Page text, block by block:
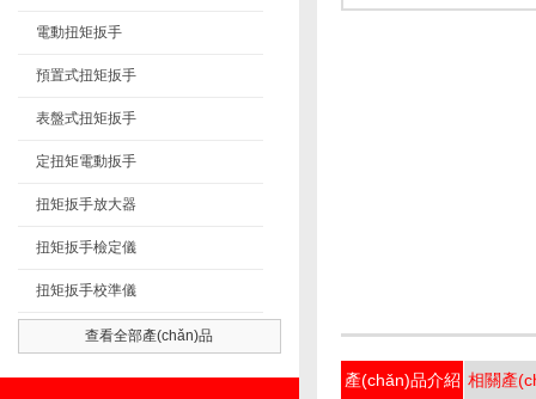
電動扭矩扳手
預置式扭矩扳手
表盤式扭矩扳手
定扭矩電動扳手
扭矩扳手放大器
扭矩扳手檢定儀
扭矩扳手校準儀
查看全部產(chǎn)品
產(chǎn)品介紹 相關產